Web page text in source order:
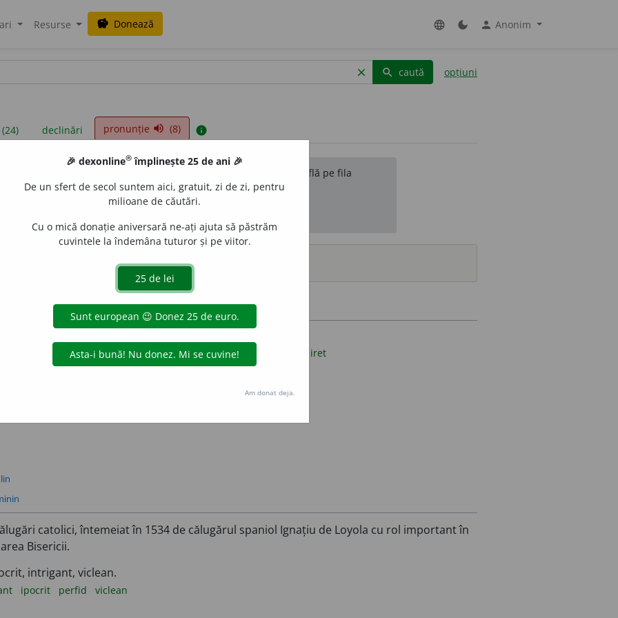
Resurse savings Donează language dark_mode person Anonim
clear search caută opțiuni
declinări pronunție volume_up (8) info
sunt compilate de echipa dexonline. Definițiile originale se află pe fila
reordona filele pe pagina depreferințe.
surse
se referă la iezuiți; care provine de la iezuiți.
fățarnic ipocrit mincinos perfid prefăcut
șiret
catolici, întemeiat în 1534 de călugărul spaniol Ignațiu de Loyola cu rol important în
Bisericii.
intrigant, viclean.
ipocrit perfid
viclean
🎉 dexonline® împlinește 25 de ani 🎉
De un sfert de secol suntem aici, gratuit, zi de zi, pentru
milioane de căutări.
Cu o mică donație aniversară ne-ați ajuta să păstrăm
cuvintele la îndemâna tuturor și pe viitor.
Am donat deja.